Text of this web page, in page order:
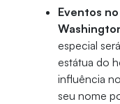
Eventos
especial
estátua do
influência
seu nome